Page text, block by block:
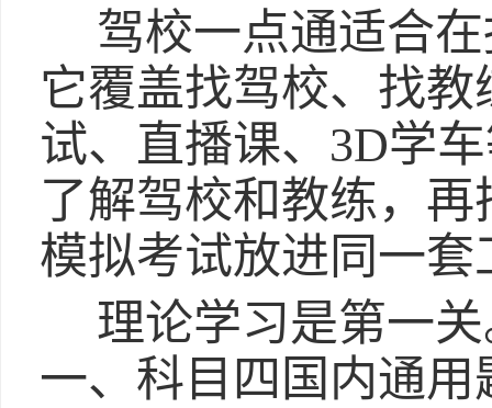
驾校一点通适合
它覆盖找驾校、找
试、直播课、3D学
了解驾校和教练，
模拟考试放进同一套
理论学习是第一
一、科目四国内通